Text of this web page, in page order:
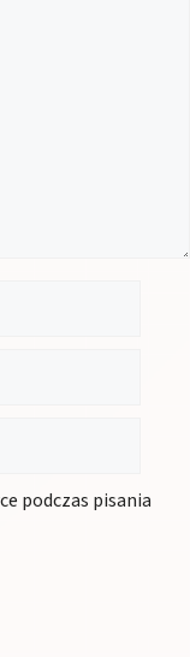
podczas pisania